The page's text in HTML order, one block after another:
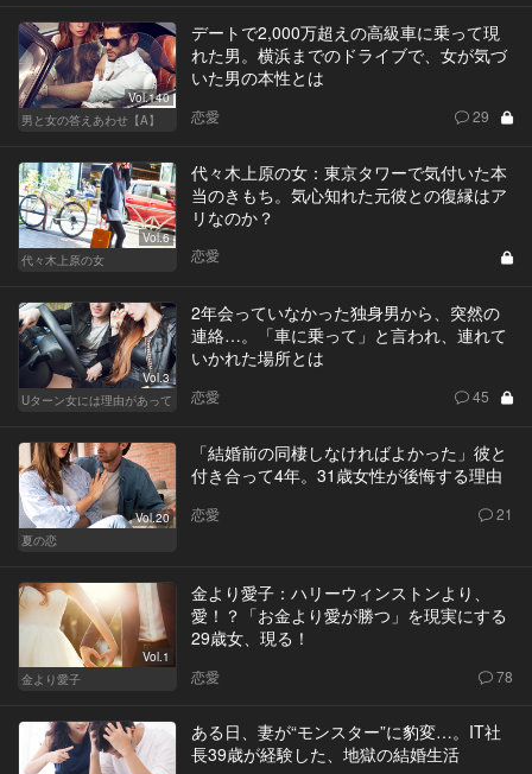
Vol.140
男と女の答えあわせ【A】
デートで2,000万超えの高級車に乗って現
れた男。横浜までのドライブで、女が気づ
いた男の本性とは
恋愛 29
Vol.6
代々木上原の女
代々木上原の女：東京タワーで気付いた本
当のきもち。気心知れた元彼との復縁はア
リなのか？
恋愛
Vol.3
Uターン女には理由があって
2年会っていなかった独身男から、突然の
連絡…。「車に乗って」と言われ、連れて
いかれた場所とは
恋愛 45
Vol.20
夏の恋
「結婚前の同棲しなければよかった」彼と
付き合って4年。31歳女性が後悔する理由
恋愛 21
Vol.1
金より愛子
金より愛子：ハリーウィンストンより、
愛！？「お金より愛が勝つ」を現実にする
29歳女、現る！
恋愛 78
ある日、妻が“モンスター”に豹変…。IT社
長39歳が経験した、地獄の結婚生活